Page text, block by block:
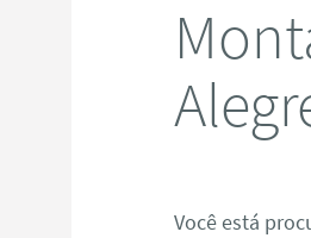
Você está